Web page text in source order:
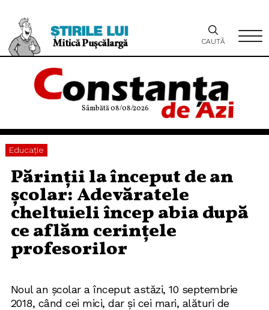
Sâmbătă 08/08/2026
CAUTĂ
Educaţie
Părinții la început de an
școlar: Adevăratele
cheltuieli încep abia după
ce aflăm cerințele
profesorilor
Noul an școlar a început astăzi, 10 septembrie
2018, când cei mici, dar și cei mari, alături de